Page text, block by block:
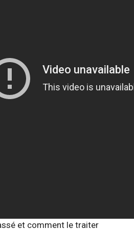
et comment le traiter